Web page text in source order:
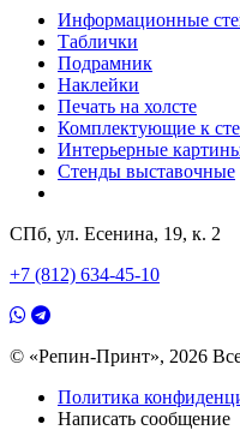
Информационные
Таблички
Подрамник
Наклейки
Печать на холсте
Комплектующие к
Интерьерные
Стенды выставочные
СПб, ул. Есенина, 19, к. 2
+7 (812) 634-45-10
© «Репин-Принт», 2026
Политика
Написать сообщение